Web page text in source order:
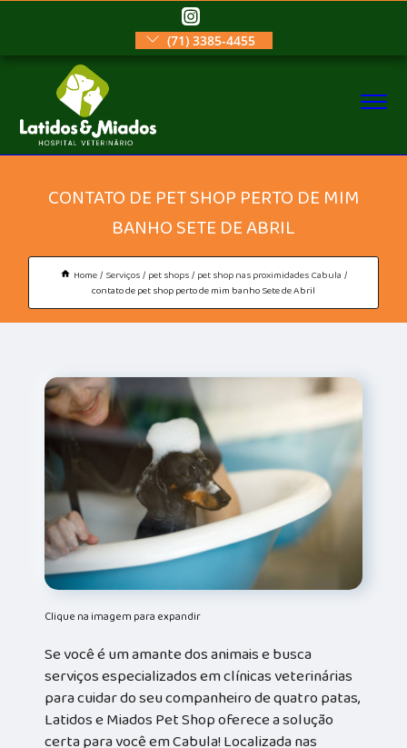
(71) 3385-4455
CONTATO DE PET SHOP PERTO DE MIM
BANHO SETE DE ABRIL
Home Serviços pet shops pet shop nas proximidades Cabula
contato de pet shop perto de mim banho Sete de Abril
Clique na imagem para expandir
Se você é um amante dos animais e busca
serviços especializados em clínicas veterinárias
para cuidar do seu companheiro de quatro patas,
Latidos e Miados Pet Shop oferece a solução
certa para você em Cabula! Localizada nas